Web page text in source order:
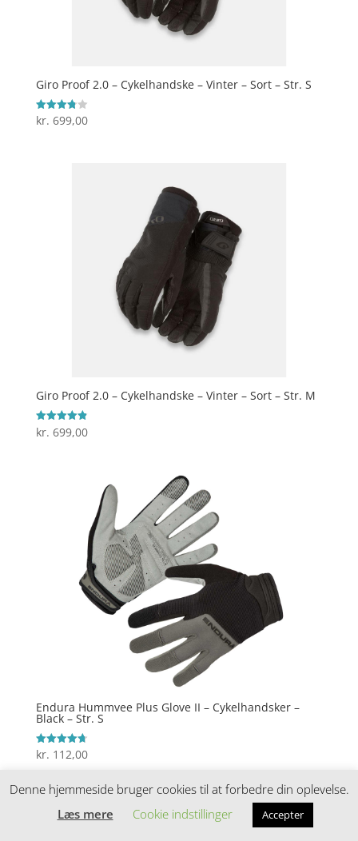
Giro Proof 2.0 – Cykelhandske – Vinter – Sort – Str. S
Vurderet
3.8
kr. 699,00
Giro Proof 2.0 – Cykelhandske – Vinter – Sort – Str. M
Vurderet
4.9
kr. 699,00
Endura Hummvee Plus Glove II – Cykelhandsker –
Black – Str. S
Vurderet
4.7
kr. 112,00
Denne hjemmeside bruger cookies til at forbedre din oplevelse.
Læs mere
Cookie indstillinger Accepter